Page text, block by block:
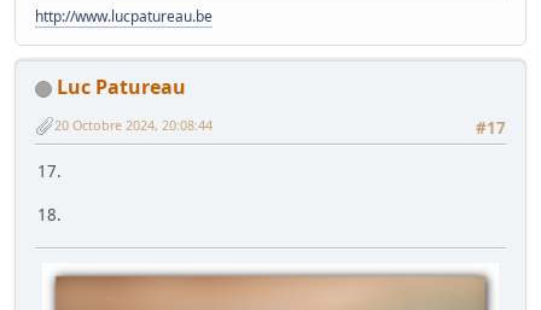
http://www.lucpatureau.be
Luc Patureau
#17
20 Octobre 2024, 20:08:44
17.
18.